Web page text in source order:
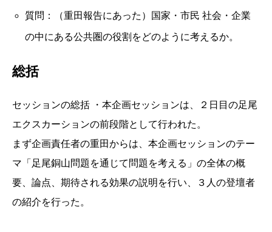
質問：（重田報告にあった）国家・市民 社会・企業
の中にある公共圏の役割をどのように考えるか。
総括
セッションの総括 ・本企画セッションは、２日目の足尾
エクスカーションの前段階として行われた。
まず企画責任者の重田からは、本企画セッションのテー
マ「足尾銅山問題を通じて問題を考える」の全体の概
要、論点、期待される効果の説明を行い、３人の登壇者
の紹介を行った。